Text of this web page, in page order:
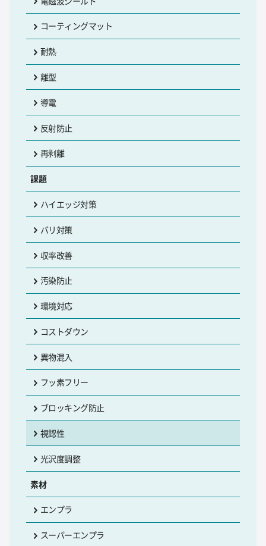
コーティングマット
耐熱
離型
導電
反射防止
再剥離
課題
ハイエッジ対策
バリ対策
収率改善
汚染防止
環境対応
コストダウン
異物混入
フッ素フリー
ブロッキング防止
視認性
光沢度調整
素材
エンプラ
スーパーエンプラ